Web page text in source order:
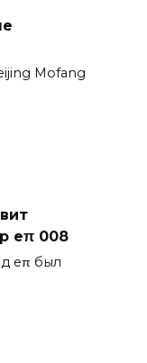
Mofang
eπ 008
eπ был